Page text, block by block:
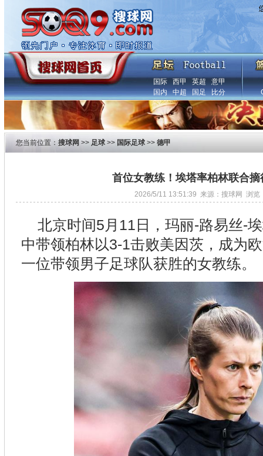
国际 西甲 英超
意甲
国内
中超 国足 比分
您当前位置： 搜球网 >> 足球>> 国际足球>> 德甲
首位女教练！埃塔率柏林联合
2026/5/11 13:51:39 来源：搜球网 浏览
北京时间5月11日，玛丽-路易丝-
中带领柏林以3-1击败美因茨，成为
一位带领男子足球队获胜的女教练。